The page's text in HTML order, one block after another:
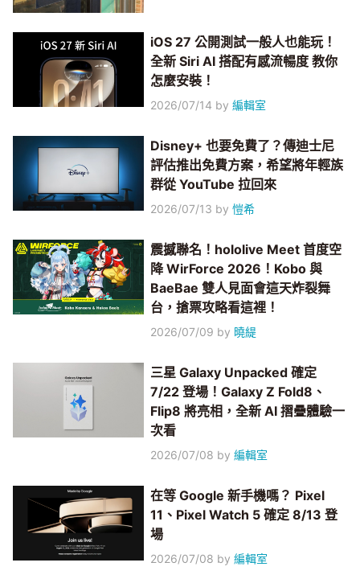
iOS 27 公開測試一般人也能玩！
全新 Siri AI 搭配有感流暢度 教你
怎麼安裝！
2026/07/14 by編輯室
Disney+ 也要免費了？傳迪士尼
評估推出免費方案，希望將年輕族
群從 YouTube 拉回來
2026/07/13 by愷希
震撼聯名！hololive Meet 首度空
降 WirForce 2026！Kobo 與
BaeBae 雙人見面會這天炸裂舞
台，搶票攻略看這裡！
2026/07/09 by 曉緹
三星 Galaxy Unpacked 確定
7/22 登場！Galaxy Z Fold8、
Flip8 將亮相，全新 AI 摺疊體驗一
次看
2026/07/08 by編輯室
在等 Google 新手機嗎？ Pixel
11、Pixel Watch 5 確定 8/13 登
場
2026/07/08 by編輯室